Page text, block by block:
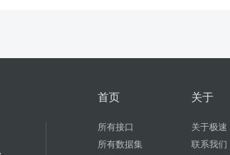
首页
所有接口
所有数据集
关于
关于极速
联系我们